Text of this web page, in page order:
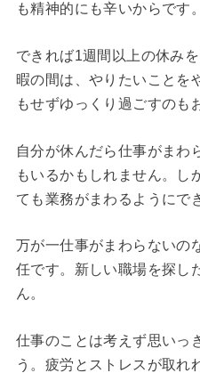
も精神的にも辛いからです。
できれば1週間以上の休み
暇の間は、やりたいことを
もせずゆっくり過ごすのも
自分が休んだら仕事がまわ
もいるかもしれません。し
ても業務がまわるようにで
万が一仕事がまわらないの
任です。新しい職場を探し
ん。
仕事のことは考えず思いっ
う。疲労とストレスが取れ